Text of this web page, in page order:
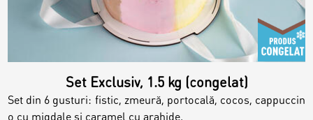
Set Exclusiv, 1.5 kg (congelat)
Set din 6 gusturi: fistic, zmeură, portocală, cocos, cappuccin
o cu migdale și caramel cu arahide.